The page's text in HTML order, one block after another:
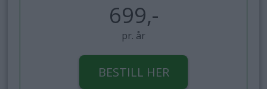
699,-
pr. år
BESTILL HER